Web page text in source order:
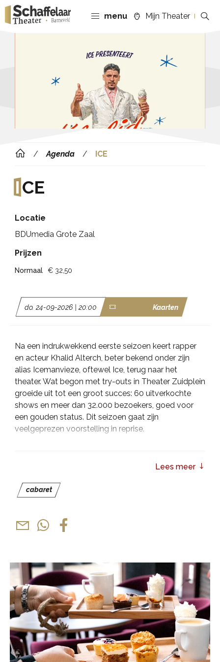
menu Mijn Theater
Agenda ICE
ICE
Na een indrukwekkend eerste seizoen keert rapper
en acteur Khalid Alterch, beter bekend onder zijn
alias Icemanvieze, oftewel Ice, terug naar het
theater. Wat begon met try-outs in Theater Zuidplein
groeide uit tot een groot succes: 60 uitverkochte
shows en meer dan 32.000 bezoekers, goed voor
een gouden status. Dit seizoen gaat zijn
veelgeprezen voorstelling in reprise.
de dag van vandaag is hij actief als muzikant en blijft
hij nieuwe muziek uitbrengen, naast zijn werk als
acteur en performer.
veelzijdig performer. Zijn grote doorbraak als acteur
eigen spin-off kreeg op Videoland, waarvan
inmiddels een tweede seizoen in aantocht is.
Daarnaast vertolkte hij een hoofdrol in de
komedieserie Nordin op Prime Video, een rol die hem
een nominatie opleverde voor een Gouden Kalf.
In deze voorstelling neemt Ice het publiek mee in
zijn persoonlijke verhaal als mens, artiest en acteur.
Hij neemt het publiek mee naar de straten van
Lees meer
cabaret
do. 24-09-2026 | 20:00 Kaarten
Locatie
BDUmedia Grote Zaal
Prijzen
Normaal € 32,50